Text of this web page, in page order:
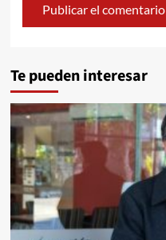
Te pueden interesar